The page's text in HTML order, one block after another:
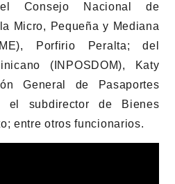
Consejo Nacional de
Micro, Pequeña y Mediana
Porfirio Peralta; del
(INPOSDOM), Katy
General de Pasaportes
el subdirector de Bienes
entre otros funcionarios.